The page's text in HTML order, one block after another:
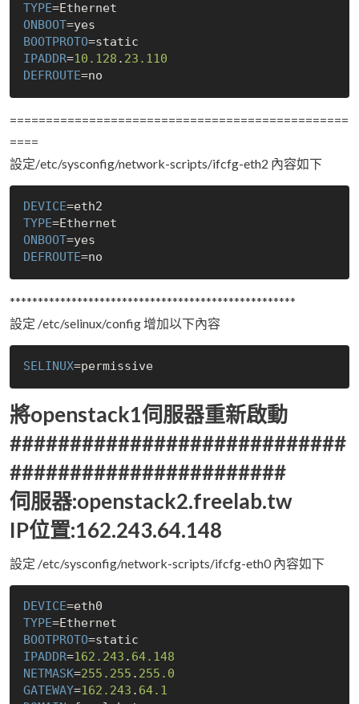
TYPE
ONBOOT=yes
BOOTPROTO
IPADDR=10.128 . 23.110
DEFROUTE=no
===============================================
====
設定/etc/sysconfig/network-scripts/ifcfg-eth2 內容如下
DEVICE
TYPE
ONBOOT=yes
DEFROUTE=no
***************************************************
設定 /etc/selinux/config 增加以下內容
SELINUX =permissive
將openstack1伺服器重新啟動
############################
#######################
伺服器:openstack2.freelab.tw
IP位置:162.243.64.148
設定 /etc/sysconfig/network-scripts/ifcfg-eth0 內容如下
DEVICE
TYPE
BOOTPROTO
IPADDR=162.243 . 64.148
NETMASK=255.255 . 255.0
GATEWAY=162.243 . 64.1